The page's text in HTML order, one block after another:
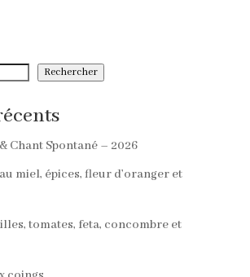
Rechercher
Chant Spontané – 2026
miel, épices, fleur d’oranger et
tomates, feta, concombre et